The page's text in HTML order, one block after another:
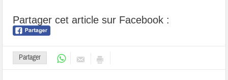
Partager cet article sur Facebook :
Partager